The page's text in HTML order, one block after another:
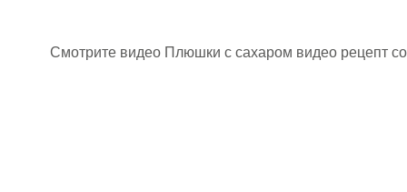
Смотрите видео Плюшки с сахаром видео рецепт